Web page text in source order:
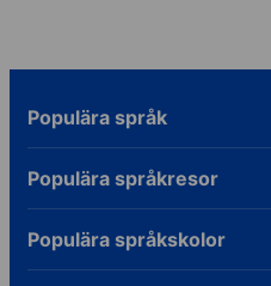
Populära språk
Populära språkresor
Populära språkskolor